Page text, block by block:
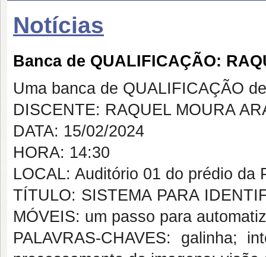
Notícias
Banca de QUALIFICAÇÃO:
Uma banca de QUALIFICAÇÃO
DISCENTE: RAQUEL MOURA
DATA: 15/02/2024
HORA: 14:30
LOCAL: Auditório 01 do prédio da
TÍTULO: SISTEMA PARA
MÓVEIS: um passo para
PALAVRAS-CHAVES: galinha;